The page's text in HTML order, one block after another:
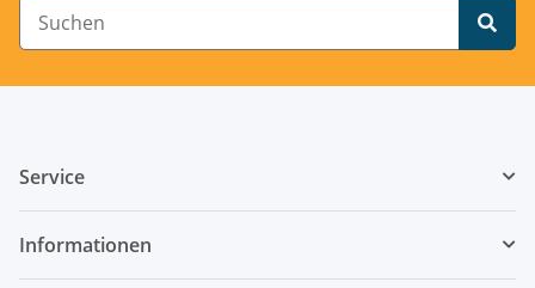
Service
Informationen